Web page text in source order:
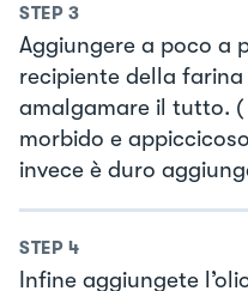
STEP 3
Aggiungere a poco a
recipiente della
amalgamare il tutto. (
morbido e
invece è duro
STEP 4
Infine aggiungete